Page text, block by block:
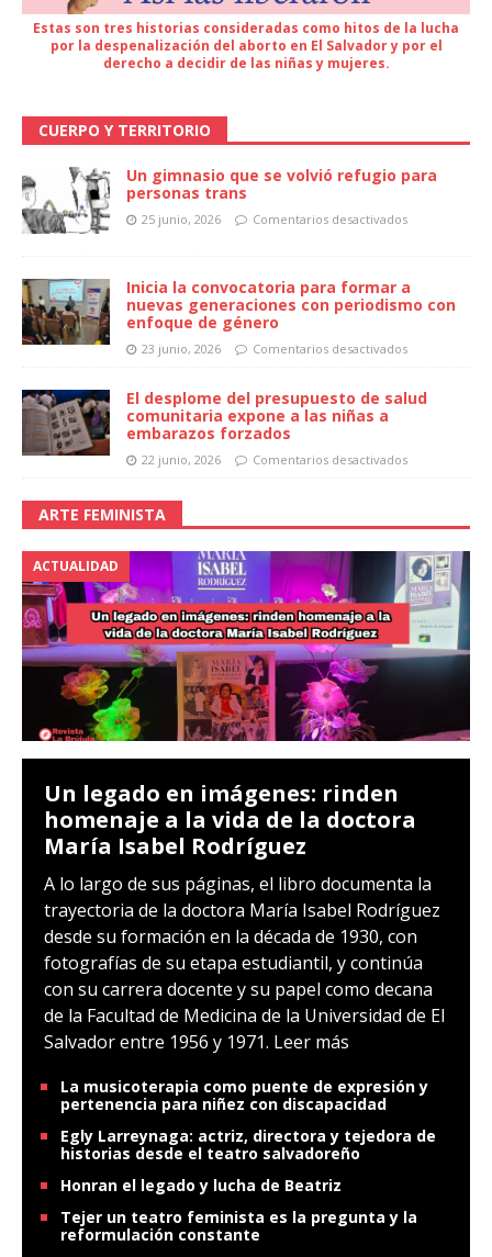
Estas son tres historias consideradas como hitos de la lucha
por la despenalización del aborto en El Salvador y por el
derecho a decidir de las niñas y mujeres.
CUERPO Y TERRITORIO
Un gimnasio que se volvió refugio para
personas trans
25 junio, 2026 Comentarios desactivados
Inicia la convocatoria para formar a
nuevas generaciones con periodismo con
enfoque de género
23 junio, 2026 Comentarios desactivados
El desplome del presupuesto de salud
comunitaria expone a las niñas a
embarazos forzados
22 junio, 2026 Comentarios desactivados
ARTE FEMINISTA
ACTUALIDAD
Un legado en imágenes: rinden
homenaje a la vida de la doctora
María Isabel Rodríguez
A lo largo de sus páginas, el libro documenta la
trayectoria de la doctora María Isabel Rodríguez
desde su formación en la década de 1930, con
fotografías de su etapa estudiantil, y continúa
con su carrera docente y su papel como decana
de la Facultad de Medicina de la Universidad de El
Salvador entre 1956 y 1971. Leer más
La musicoterapia como puente de expresión y
pertenencia para niñez con discapacidad
Egly Larreynaga: actriz, directora y tejedora de
historias desde el teatro salvadoreño
Honran el legado y lucha de Beatriz
Tejer un teatro feminista es la pregunta y la
reformulación constante